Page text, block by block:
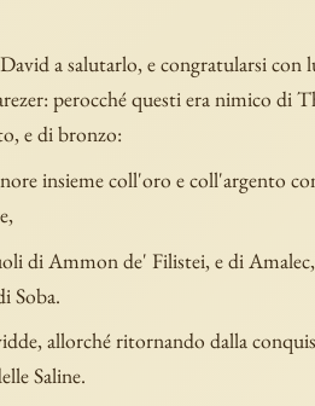
a salutarlo, e congratularsi con
perocché questi era nimico di
e di bronzo:
insieme coll'oro e coll'argento
di Ammon de' Filistei, e di
Soba.
allorché ritornando dalla
Saline.